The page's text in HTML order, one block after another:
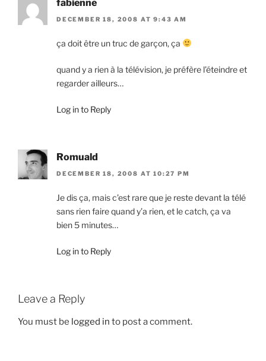
fabienne
DECEMBER 18, 2008 AT 9:43 AM
ça doit être un truc de garçon, ça
quand y a rien à la télévision, je préfère l’éteindre et
regarder ailleurs…
Log in to Reply
Romuald
DECEMBER 18, 2008 AT 10:27 PM
Je dis ça, mais c’est rare que je reste devant la télé
sans rien faire quand y’a rien, et le catch, ça va
bien 5 minutes…
Log in to Reply
Leave a Reply
You must be logged in to post a comment.